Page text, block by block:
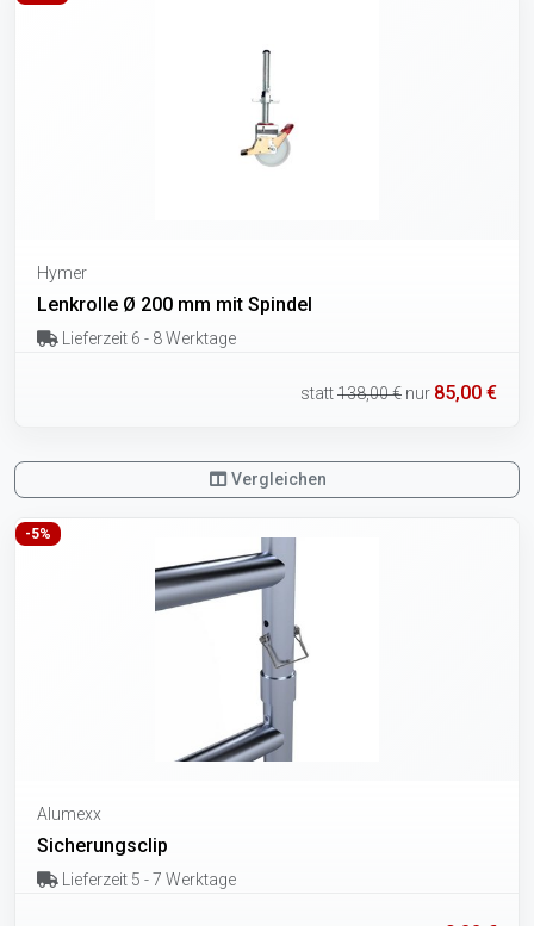
Hymer
Lenkrolle Ø 200 mm mit Spindel
Lieferzeit 6 - 8 Werktage
statt138,00 € nur 85,00 €
Vergleichen
-5%
Alumexx
Sicherungsclip
Lieferzeit 5 - 7 Werktage